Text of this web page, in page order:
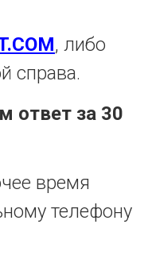
, либо
справа.
ответ за 30
время
телефону